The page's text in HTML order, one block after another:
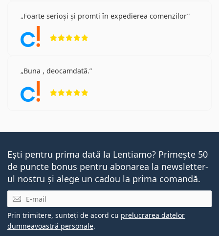
Foarte serioși și promti în expedierea comenzilor
Buna , deocamdată.
Ești pentru prima dată la Lentiamo? Primește 50
de puncte bonus pentru abonarea la newsletter-
ul nostru și alege un cadou la prima comandă.
E-mail
Prin trimitere, sunteți de acord cu prelucrarea datelor
dumneavoastră personale.